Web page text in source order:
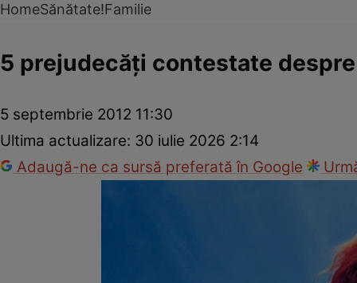
HomeSănătate!Familie
5 prejudecăţi contestate
5 septembrie 2012 11:30
Ultima actualizare: 30 iulie 2026 2:14
Adaugă-ne ca sursă preferată în Google